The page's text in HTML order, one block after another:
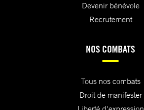
Devenir bénévole
Recrutement
NOS COMBATS
Tous nos combats
Droit de manifester